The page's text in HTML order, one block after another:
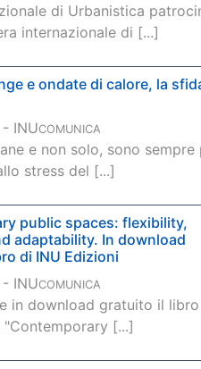
di Urbanistica
internazionale di [...]
e ondate di calore, la
INUCOMUNICA
e non solo, sono sempre
stress del [...]
public spaces: flexibility,
adaptability. In download
di INU Edizioni
INUCOMUNICA
in download gratuito il
"Contemporary [...]